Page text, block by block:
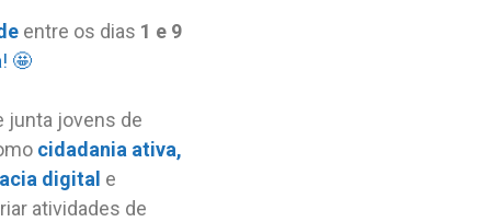
entre os dias 1 e 9
! 🤩
junta jovens de
cidadaniaativa,
digital e
atividades de